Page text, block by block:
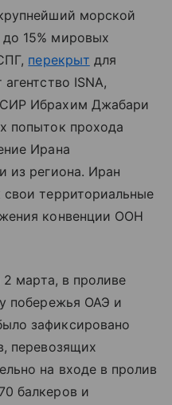
морской
15% мировых
перекрыт для
ISNA,
Ибрахим Джабари
попыток прохода
Ирана
из региона. Иран
свои территориальные
конвенции ООН
марта, в проливе
побережья ОАЭ и
зафиксировано
перевозящих
на входе в пролив
балкеров и